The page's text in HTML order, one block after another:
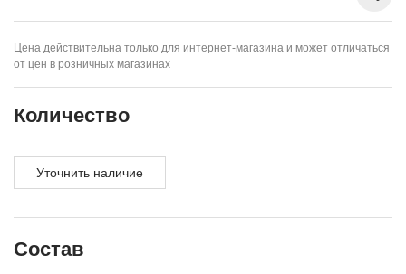
Цена действительна только для интернет-магазина и может отличаться
от цен в розничных магазинах
Количество
Уточнить наличие
Состав